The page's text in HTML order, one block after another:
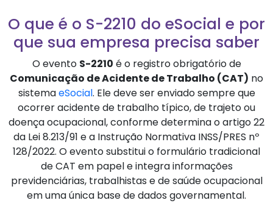
O que é o S-2210 do eSocial e por
que sua empresa precisa saber
O evento S-2210 é o registro obrigatório de
Comunicação de Acidente de Trabalho (CAT) no
sistemaeSocial. Ele deve ser enviado sempre que
ocorrer acidente de trabalho típico, de trajeto ou
doença ocupacional, conforme determina o artigo 22
da Lei 8.213/91 e a Instrução Normativa INSS/PRES nº
128/2022. O evento substitui o formulário tradicional
de CAT em papel e integra informações
previdenciárias, trabalhistas e de saúde ocupacional
em uma única base de dados governamental.